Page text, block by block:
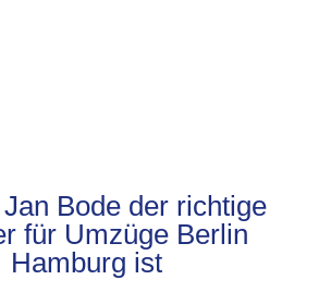
Bode der richtige
für Umzüge Berlin
Hamburg ist